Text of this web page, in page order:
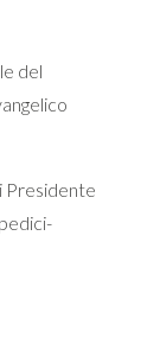
del
Presidente